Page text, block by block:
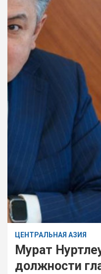
ЦЕНТРАЛЬНАЯ АЗИЯ
Мурат
должности